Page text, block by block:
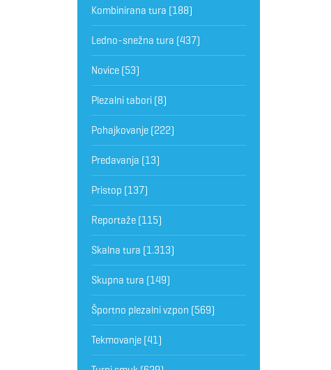
Kombinirana tura (188)
Ledno-snežna tura (437)
Novice(53)
Plezalni tabori(8)
Pohajkovanje(222)
Predavanja (13)
Pristop (137)
Reportaže(115)
Skalna tura (1.313)
Skupna tura (149)
Športno plezalni vzpon (569)
Tekmovanje(41)